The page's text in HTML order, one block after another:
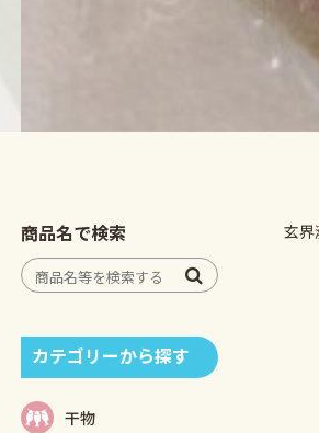
玄界
商品名で検索
カテゴリーから探す
干物